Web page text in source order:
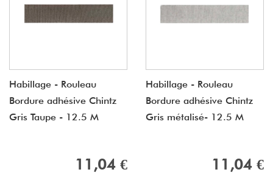
Habillage - Rouleau
Bordure adhésive Chintz
Gris Taupe - 12.5 M
11,04 €
Habillage - Rouleau
Bordure adhésive Chintz
Gris métalisé- 12.5 M
11,04 €